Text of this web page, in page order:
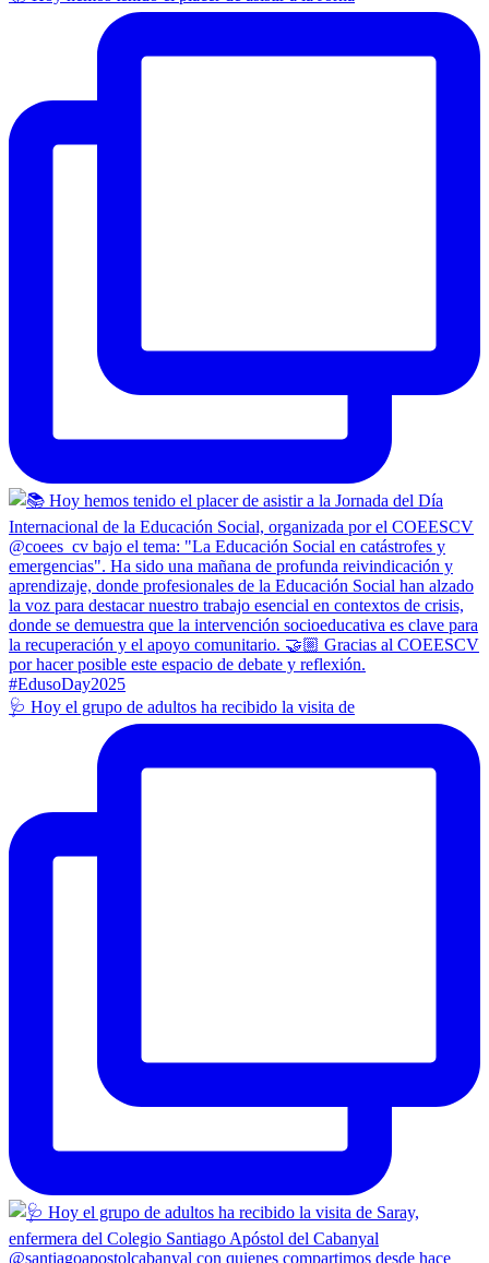
🩺 Hoy el grupo de adultos ha recibido la visita de